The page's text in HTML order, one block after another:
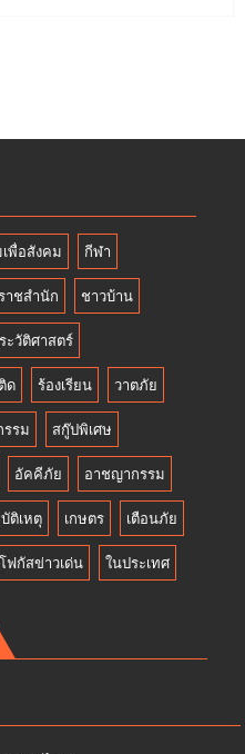
พื่อสังคม กีฬา
าชสำนัก ชาวบ้าน
ะวัติศาสตร์
ด ร้องเรียน วาตภัย
รรม สกู๊ปพิเศษ
อัคคีภัย อาชญากรรม
ติเหตุ เกษตร เตือนภัย
โฟกัสข่าวเด่น ในประเทศ